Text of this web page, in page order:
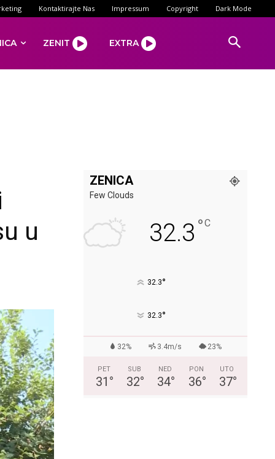
Kontaktirajte Nas Impressum Copyright Dark Mode
ZENIT EXTRA
u
ZENICA
Few Clouds
32.3 °C
32.3°
32.3°
32% 3.4m/s 23%
PET
31 °
SUB
32°
NED
34°
PON
36°
UTO
37°